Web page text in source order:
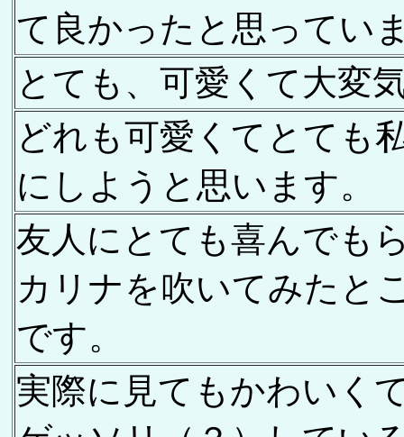
て良かったと思ってい
とても、可愛くて大変
どれも可愛くてとても
にしようと思います。
友人にとても喜んでも
カリナを吹いてみたと
です。
実際に見てもかわいく